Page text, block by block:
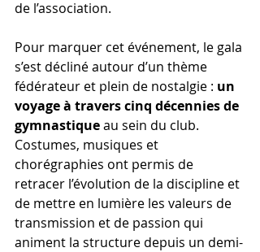
de l’association.
Pour marquer cet événement, le gala
s’est décliné autour d’un thème
fédérateur et plein de nostalgie : un
voyage à travers cinq décennies de
gymnastique au sein du club.
Costumes, musiques et
chorégraphies ont permis de
retracer l’évolution de la discipline et
de mettre en lumière les valeurs de
transmission et de passion qui
animent la structure depuis un demi-